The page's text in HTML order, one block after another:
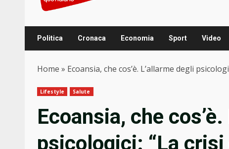
Politica Cronaca Economia Sport Video
Home » Ecoansia, che cos’è. L’allarme degli
Lifestyle Salute
Ecoansia, che
psicologici: “La